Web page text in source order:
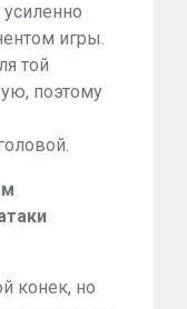
игры.
той
поэтому
конек, но